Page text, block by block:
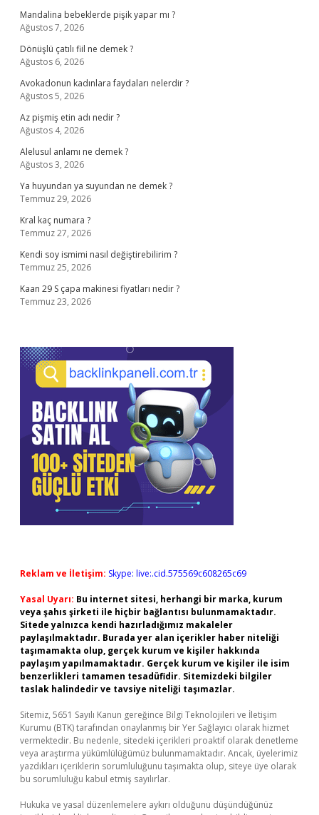
Mandalina bebeklerde pişik yapar mı ?
Ağustos 7, 2026
Dönüşlü çatılı fiil ne demek ?
Ağustos 6, 2026
Avokadonun kadınlara faydaları nelerdir ?
Ağustos 5, 2026
Az pişmiş etin adı nedir ?
Ağustos 4, 2026
Alelusul anlamı ne demek ?
Ağustos 3, 2026
Ya huyundan ya suyundan ne demek ?
Temmuz 29, 2026
Kral kaç numara ?
Temmuz 27, 2026
Kendi soy ismimi nasıl değiştirebilirim ?
Temmuz 25, 2026
Kaan 29 S çapa makinesi fiyatları nedir ?
Temmuz 23, 2026
Reklam ve İletişim: Skype: live:.cid.575569c608265c69
Yasal Uyarı: Bu internet sitesi, herhangi bir marka, kurum
veya şahıs şirketi ile hiçbir bağlantısı bulunmamaktadır.
Sitede yalnızca kendi hazırladığımız makaleler
paylaşılmaktadır. Burada yer alan içerikler haber niteliği
taşımamakta olup, gerçek kurum ve kişiler hakkında
paylaşım yapılmamaktadır. Gerçek kurum ve kişiler ile isim
benzerlikleri tamamen tesadüfidir. Sitemizdeki bilgiler
taslak halindedir ve tavsiye niteliği taşımazlar.
Sitemiz, 5651 Sayılı Kanun gereğince Bilgi Teknolojileri ve İletişim
Kurumu (BTK) tarafından onaylanmış bir Yer Sağlayıcı olarak hizmet
vermektedir. Bu nedenle, sitedeki içerikleri proaktif olarak denetleme
veya araştırma yükümlülüğümüz bulunmamaktadır. Ancak, üyelerimiz
yazdıkları içeriklerin sorumluluğunu taşımakta olup, siteye üye olarak
bu sorumluluğu kabul etmiş sayılırlar.
Hukuka ve yasal düzenlemelere aykırı olduğunu düşündüğünüz